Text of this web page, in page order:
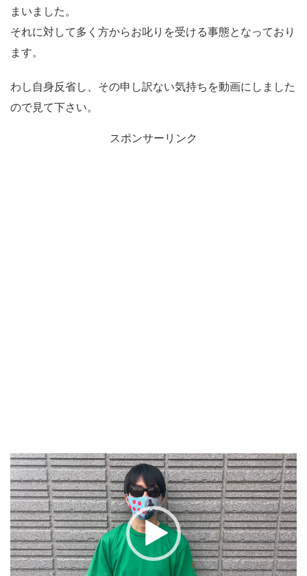
まいました。
それに対して多く方からお叱りを受ける事態となっており
ます。
わし自身反省し、その申し訳ない気持ちを動画にしました
ので見て下さい。
スポンサーリンク
動
画
プ
レ
ー
ヤ
ー